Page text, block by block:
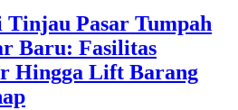
Pasar Tumpah
Baru: Fasilitas
Hingga Lift Barang